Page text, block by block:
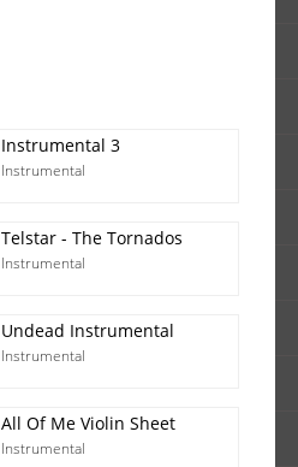
Instrumental 3
Instrumental
Telstar - The Tornados
Instrumental
Undead Instrumental
Instrumental
All Of Me Violin Sheet
Instrumental